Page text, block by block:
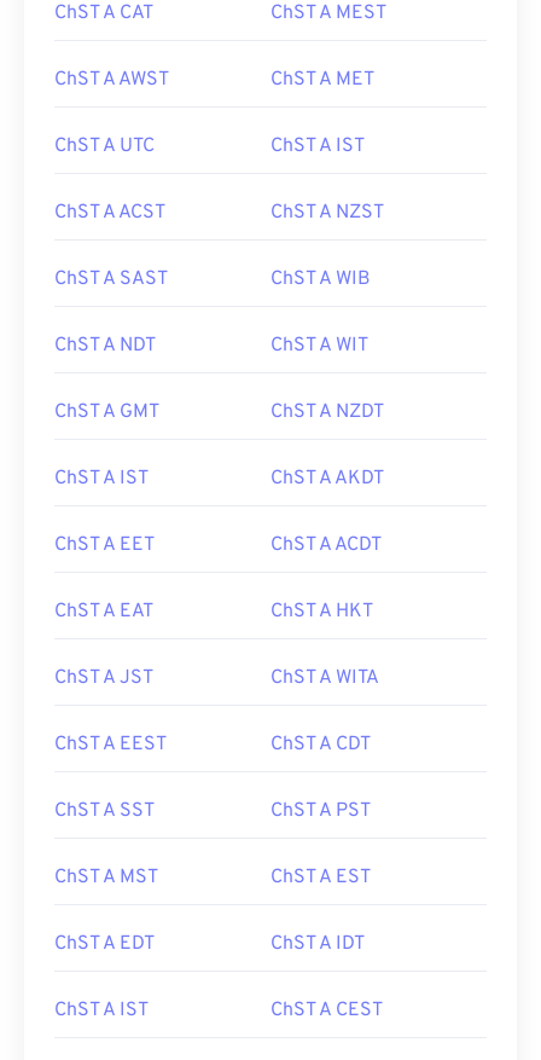
ChST A CAT ChST A MEST
ChST A AWST ChST A MET
ChST A UTC ChST A IST
ChST A ACST ChST A NZST
ChST A SAST ChST A WIB
ChST A NDT ChST A WIT
ChST A GMT ChST A NZDT
ChST A IST ChST A AKDT
ChST A EET ChST A ACDT
ChST A EAT ChST A HKT
ChST A JST ChST A WITA
ChST A EEST ChST A CDT
ChST A SST ChST A PST
ChST A MST ChST A EST
ChST A EDT ChST A IDT
ChST A IST ChST A CEST